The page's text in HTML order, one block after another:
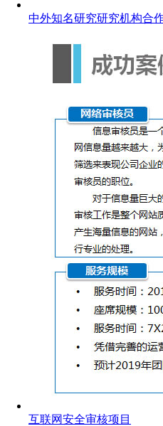
中外知名研究研究机构合
互联网安全审核项目